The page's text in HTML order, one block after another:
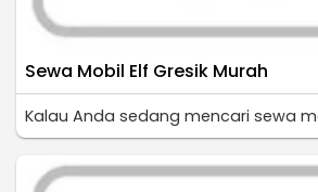
Sewa Mobil Elf Gresik Murah
Kalau Anda sedang mencari sewa